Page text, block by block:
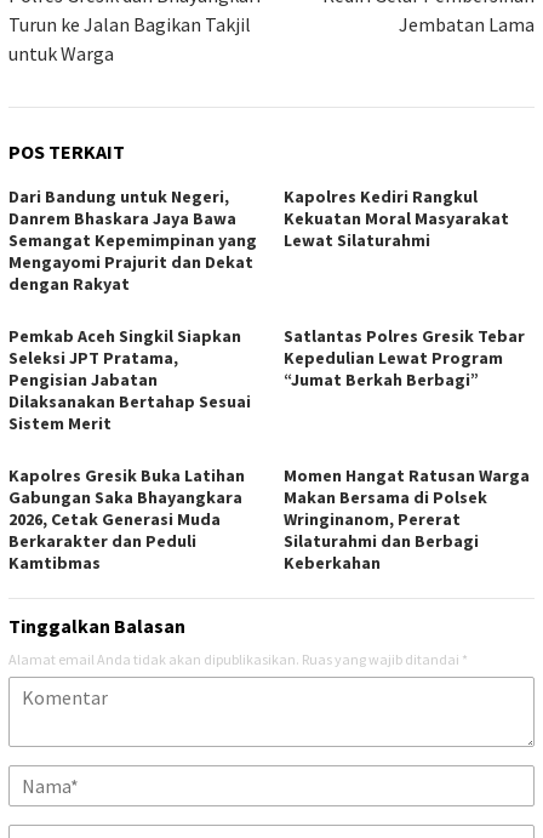
Turun ke Jalan Bagikan Takjil
untuk Warga
Jembatan Lama
POS TERKAIT
Dari Bandung untuk Negeri,
Danrem Bhaskara Jaya Bawa
Semangat Kepemimpinan yang
Mengayomi Prajurit dan Dekat
dengan Rakyat
Kapolres Kediri Rangkul
Kekuatan Moral Masyarakat
Lewat Silaturahmi
Pemkab Aceh Singkil Siapkan
Seleksi JPT Pratama,
Pengisian Jabatan
Dilaksanakan Bertahap Sesuai
Sistem Merit
Satlantas Polres Gresik Tebar
Kepedulian Lewat Program
“Jumat Berkah Berbagi”
Kapolres Gresik Buka Latihan
Gabungan Saka Bhayangkara
2026, Cetak Generasi Muda
Berkarakter dan Peduli
Kamtibmas
Momen Hangat Ratusan Warga
Makan Bersama di Polsek
Wringinanom, Pererat
Silaturahmi dan Berbagi
Keberkahan
Tinggalkan Balasan
Alamat email Anda tidak akan dipublikasikan. Ruas yang wajib ditandai *